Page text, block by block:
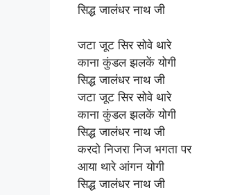
सिद्ध जालंधर नाथ जी
जटा जूट सिर सोवे थारे
काना कुंडल झलकें योगी
सिद्ध जालंधर नाथ जी
जटा जूट सिर सोवे थारे
काना कुंडल झलकें योगी
सिद्ध जालंधर नाथ जी
करदो निजरा निज भगता पर
आया थारे आंगन योगी
सिद्ध जालंधर नाथ जी